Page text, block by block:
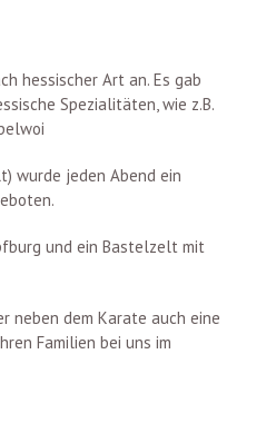
hessischer Art an. Es gab
Spezialitäten, wie z.B.
wurde jeden Abend ein
und ein Bastelzelt mit
neben dem Karate auch eine
Familien bei uns im